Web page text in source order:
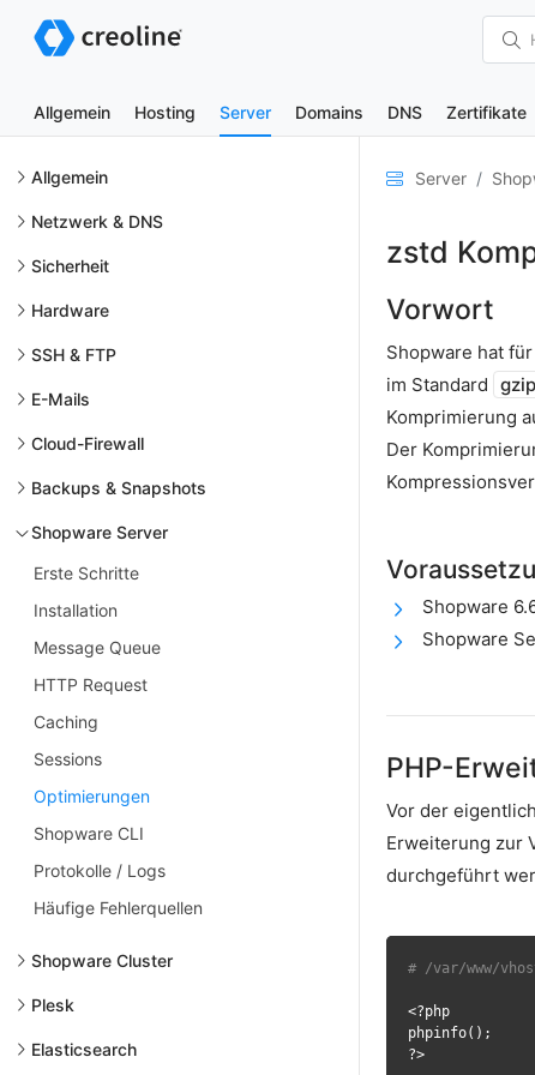
Allgemein Hosting Server Domains DNS Zertifikate
Allgemein
Netzwerk & DNS
Sicherheit
Hardware
SSH & FTP
E-Mails
Cloud-Firewall
Backups & Snapshots
Shopware Server
Erste Schritte
Installation
Message Queue
HTTP Request
Caching
Sessions
Optimierungen
Shopware CLI
Protokolle / Logs
Häufige Fehlerquellen
Shopware Cluster
Plesk
Elasticsearch
Server
zstd
Vorwort
Shopware hat
im Standard gzip
Komprimierung
Der
Shopware
Shopware
PHP-
Vor der
Erweiterung zur
durchgeführt
# /var/www/
<?php
phpinfo();
?>